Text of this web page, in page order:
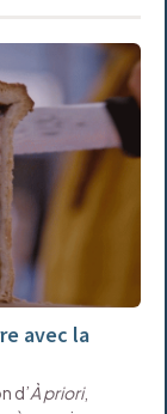
avec la
d’À priori,